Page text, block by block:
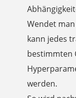
Wendet
kann jedes
bestimmten
werden.